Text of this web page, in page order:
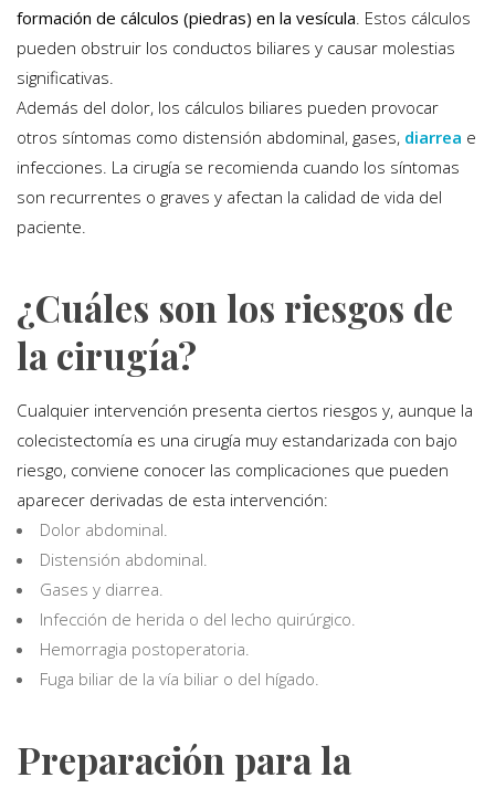
formación de cálculos (piedras) en la vesícula . Estos cálculos
pueden obstruir los conductos biliares y causar molestias
significativas.
Además del dolor, los cálculos biliares pueden provocar
otros síntomas como distensión abdominal, gases, diarrea e
infecciones. La cirugía se recomienda cuando los síntomas
son recurrentes o graves y afectan la calidad de vida del
paciente.
¿Cuáles son los riesgos de
la cirugía?
Cualquier intervención presenta ciertos riesgos y, aunque la
colecistectomía es una cirugía muy estandarizada con bajo
riesgo, conviene conocer las complicaciones que pueden
aparecer derivadas de esta intervención:
Dolor abdominal.
Distensión abdominal.
Gases y diarrea.
Infección de herida o del lecho quirúrgico.
Hemorragia postoperatoria.
Fuga biliar de la vía biliar o del hígado.
Preparación para la